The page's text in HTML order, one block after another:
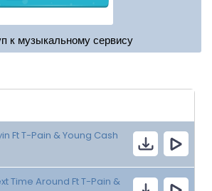
к музыкальному сервису
Ft T-Pain & Young Cash
Time Around Ft T-Pain &